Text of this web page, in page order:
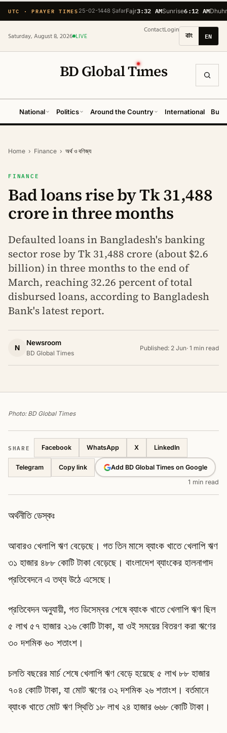
UTC · PRAYER TIMES 25-02-1448 ṢafarFajr3:32 AMSunrise6:12 AM
Saturday, August 8, 2026 LIVE
ContactLogin
বাং EN
BD Global Tımes
National Politics Around the Country International
Home › Finance › অর্থ ও বণিজ্য
FINANCE
Bad loans rise by Tk 31,488
crore in three months
Defaulted loans in Bangladesh's banking
sector rose by Tk 31,488 crore (about $2.6
billion) in three months to the end of
March, reaching 32.26 percent of total
disbursed loans, according to Bangladesh
Bank's latest report.
N
Newsroom
BD Global Times
Published: 2 Jun· 1 min read
Photo: BD Global Times
SHARE Facebook WhatsApp X LinkedIn
Telegram Copy link
Add BD Global Times on Google
1 min read
অর্থনীতি ডেস্কঃ
আবারও খেলাপি ঋণ বেড়েছে। গত তিন মাসে ব্যাংক খাতে খেলাপি ঋণ
৩১ হাজার ৪৮৮ কোটি টাকা বেড়েছে। বাংলাদেশ ব্যাংকের হালনাগাদ
প্রতিবেদনে এ তথ্য উঠে এসেছে।
প্রতিবেদন অনুযায়ী, গত ডিসেম্বর শেষে ব্যাংক খাতে খেলাপি ঋণ ছিল
৫ লাখ ৫৭ হাজার ২১৬ কোটি টাকা, যা ওই সময়ের বিতরণ করা ঋণের
৩০ দশমিক ৬০ শতাংশ।
চলতি বছরের মার্চ শেষে খেলাপি ঋণ বেড়ে হয়েছে ৫ লাখ ৮৮ হাজার
৭০৪ কোটি টাকা, যা মোট ঋণের ৩২ দশমিক ২৬ শতাংশ। বর্তমানে
ব্যাংক খাতে মোট ঋণ স্থিতি ১৮ লাখ ২৪ হাজার ৬৬৮ কোটি টাকা।